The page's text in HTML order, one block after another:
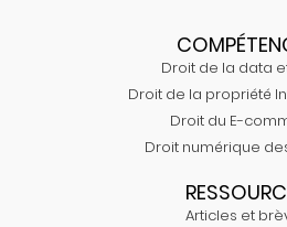
Droit de la data
Droit de la propriété
Droit du E-
Droit numérique
Articles et